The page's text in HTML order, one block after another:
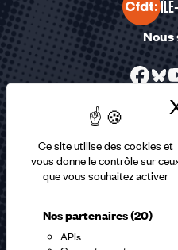
Ce site utilise des cookies et
vous donne le contrôle sur
que vous souhaitez activer
Nos partenaires(20)
APIs
S’abonner à
de-
En m'inscrivant à la newsletter,